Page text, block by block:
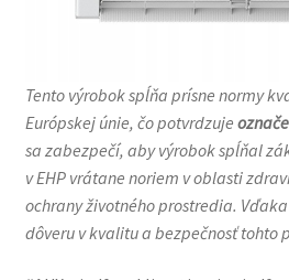
Tento výrobok spĺňa prísne normy
Európskej únie, čo potvrdzuje
sa zabezpečí, aby výrobok spĺňal
v EHP vrátane noriem v oblasti
ochrany životného prostredia.
dôveru v kvalitu a bezpečnosť tohto